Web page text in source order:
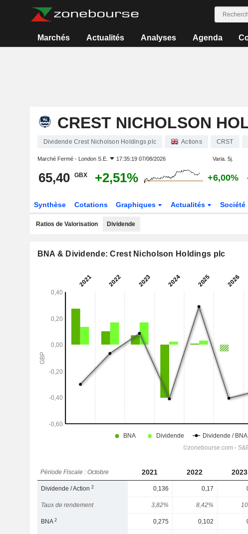
Marchés Actualités Analyses Agenda
CREST NICHOLSON
Dividende Crest Nicholson Holdings plc Actions CRST
Marché Fermé - London S.E. 17:35:19 07/08/2026 Varia. 5j.
65,40 GBX +2,51% +6,00%
Synthèse Cotations Graphiques Actualités Société
Ratios de Valorisation Dividende
BNA & Dividende: Crest Nicholson Holdings plc
Période Fiscale : Octobre 2021 2022 2023
Dividende / Action2 0,136 0,17
Taux de rendement 3,82% 8,42%
BNA2 0,275 0,102